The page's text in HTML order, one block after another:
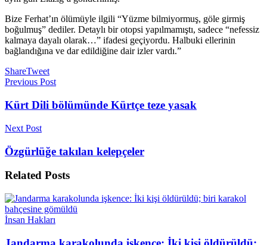
Bize Ferhat’ın ölümüyle ilgili “Yüzme bilmiyormuş, göle girmiş
boğulmuş” dediler. Detaylı bir otopsi yapılmamıştı, sadece “nefessiz
kalmaya dayalı olarak…” ifadesi geçiyordu. Halbuki ellerinin
bağlandığına ve dar edildiğine dair izler vardı.”
ShareTweet
Previous Post
Kürt Dili bölümünde Kürtçe teze yasak
Next Post
Özgürlüğe takılan kelepçeler
Related Posts
İnsan Hakları